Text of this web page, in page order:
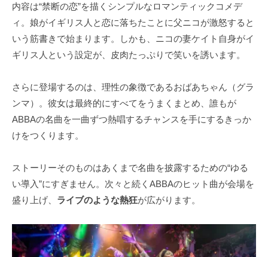
内容は“禁断の恋”を描くシンプルなロマンティックコメデ
ィ。娘がイギリス人と恋に落ちたことに父ニコが激怒すると
いう筋書きで始まります。しかも、ニコの妻ケイト自身がイ
ギリス人という設定が、皮肉たっぷりで笑いを誘います。
さらに登場するのは、理性の象徴であるおばあちゃん（グラ
ンマ）。彼女は最終的にすべてをうまくまとめ、誰もが
ABBAの名曲を一曲ずつ熱唱するチャンスを手にするきっか
けをつくります。
ストーリーそのものはあくまで名曲を披露するための“ゆる
い導入”にすぎません。次々と続くABBAのヒット曲が会場を
盛り上げ、 ライブのような熱狂が広がります。